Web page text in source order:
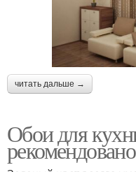
читать дальше →
Обои для